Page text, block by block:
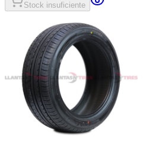
Stock insuficiente